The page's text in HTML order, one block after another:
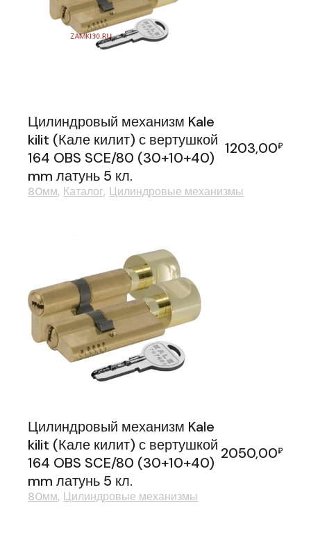
Цилиндровый механизм Kale
kilit (Кале килит) с вертушкой
164 OBS SCE/80 (30+10+40)
mm латунь 5 кл.
1203,00₽
80мм Каталог Цилиндровые механизмы
Цилиндровый механизм Kale
kilit (Кале килит) с вертушкой
164 OBS SCE/80 (30+10+40)
mm латунь 5 кл.
2050,00₽
80мм Цилиндровые механизмы